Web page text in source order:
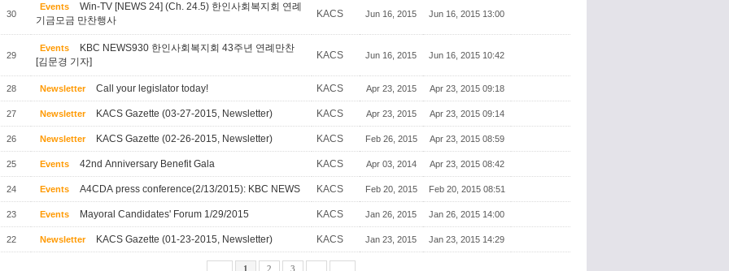
30
Events
Win-TV [NEWS 24] (Ch. 24.5) 한인사회복지회 연례
기금모금 만찬행사
KACS Jun 16, 2015 Jun 16, 2015 13:00
29
Events
KBC NEWS930 한인사회복지회 43주년 연례만찬
[김문경 기자]
KACS Jun 16, 2015 Jun 16, 2015 10:42
28 Newsletter Call your legislator today! KACS Apr 23, 2015 Apr 23, 2015 09:18
27 Newsletter KACS Gazette (03-27-2015, Newsletter) KACS Apr 23, 2015 Apr 23, 2015 09:14
26 Newsletter KACS Gazette (02-26-2015, Newsletter) KACS Feb 26, 2015 Apr 23, 2015 08:59
25 Events 42nd Anniversary Benefit Gala KACS Apr 03, 2014 Apr 23, 2015 08:42
24 Events A4CDA press conference(2/13/2015): KBC NEWS KACS Feb 20, 2015 Feb 20, 2015 08:51
23 Events Mayoral Candidates' Forum 1/29/2015 KACS Jan 26, 2015 Jan 26, 2015 14:00
22 Newsletter KACS Gazette (01-23-2015, Newsletter) KACS Jan 23, 2015 Jan 23, 2015 14:29
1 2 3